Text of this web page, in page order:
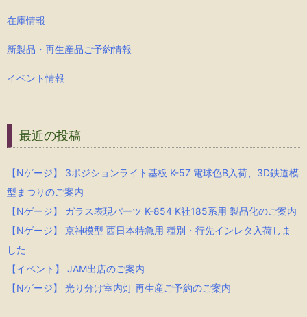
在庫情報
新製品・再生産品ご予約情報
イベント情報
最近の投稿
【Nゲージ】 3ポジションライト基板 K-57 電球色B入荷、3D鉄道模
型まつりのご案内
【Nゲージ】 ガラス表現パーツ K-854 K社185系用 製品化のご案内
【Nゲージ】 京神模型 西日本特急用 種別・行先インレタ入荷しま
した
【イベント】 JAM出店のご案内
【Nゲージ】 光り分け室内灯 再生産ご予約のご案内